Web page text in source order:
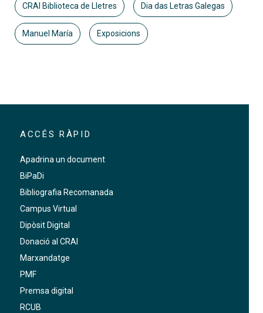
CRAI Biblioteca de Lletres Dia das Letras Galegas
Manuel María Exposicions
ACCÉS RÀPID
Apadrina un document
BiPaDi
Bibliografia Recomanada
Campus Virtual
Dipòsit Digital
Donació al CRAI
Marxandatge
PMF
Premsa digital
RCUB